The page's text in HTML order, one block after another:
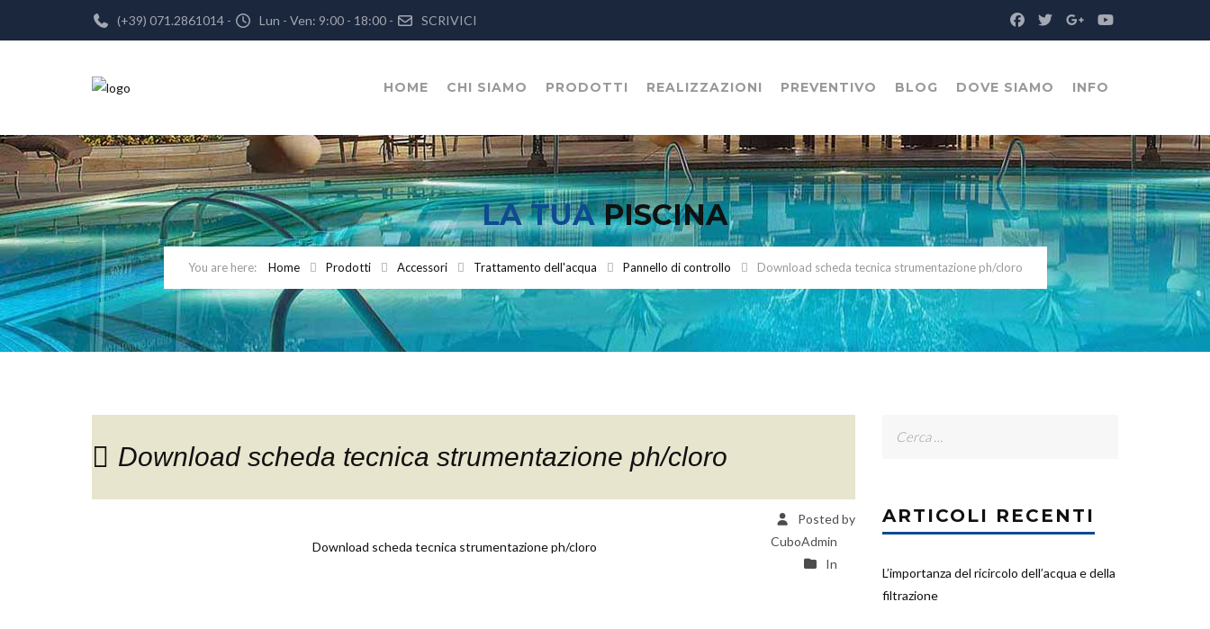
(+39) 071.2861014 - Lun - Ven: 9:00 - 18:00 - SCRIVICI
HOME CHI SIAMO PRODOTTI REALIZZAZIONI PREVENTIVO BLOG DOVE SIAMO INFO
LA TUAPISCINA
Home Prodotti Accessori Trattamento dell'acqua Pannello di controllo Download scheda tecnica strumentazione ph/cloro
Download scheda tecnica strumentazione ph/cloro
Posted by
CuboAdmin
In
Download scheda tecnica strumentazione ph/cloro
ARTICOLI RECENTI
L’importanza del ricircolo dell’acqua e della
filtrazione